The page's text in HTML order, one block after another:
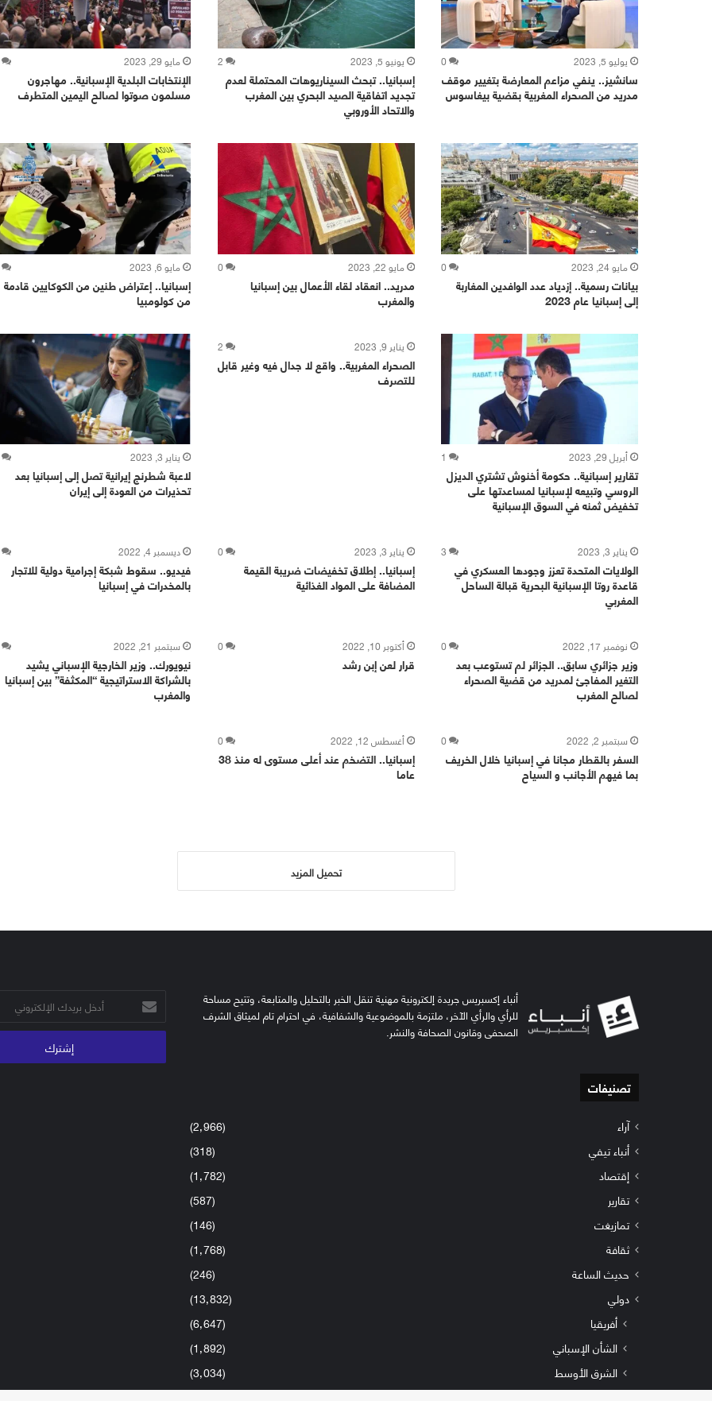
يوليو 5, 2023 0
سانشيز.. ينفي مزاعم المعارضة بتغيير موقف
مدريد من الصحراء المغربية بقضية بيغاسوس
يونيو 5, 2023 2
إسبانيا.. تبحث السيناريوهات المحتملة لعدم
تجديد اتفاقية الصيد البحري بين المغرب
والاتحاد الأوروبي
مايو 29, 2023
الإنتخابات البلدية الإسبانية.. مهاجرون
مسلمون صوتوا لصالح اليمين المتطرف
مايو 24, 2023 0
بيانات رسمية.. إزدياد عدد الوافدين المغاربة
إلى إسبانيا عام 2023
مايو 22, 2023 0
مدريد.. انعقاد لقاء الأعمال بين إسبانيا
والمغرب
مايو 6, 2023
إسبانيا.. إعتراض طنين من الكوكايين قادمة
من كولومبيا
أبريل 29, 2023 1
تقارير إسبانية.. حكومة أخنوش تشتري الديزل
الروسي وتبيعه لإسبانيا لمساعدتها على
تخفيض ثمنه في السوق الإسبانية
يناير 9, 2023 2
الصحراء المغربية.. واقع لا جدال فيه وغير قابل
للتصرف
يناير 3, 2023
لاعبة شطرنج إيرانية تصل إلى إسبانيا بعد
تحذيرات من العودة إلى إيران
يناير 3, 2023 3
الولايات المتحدة تعزز وجودها العسكري في
قاعدة روتا الإسبانية البحرية قبالة الساحل
المغربي
يناير 3, 2023 0
إسبانيا.. إطلاق تخفيضات ضريبة القيمة
المضافة على المواد الغذائية
ديسمبر 4, 2022
فيديو.. سقوط شبكة إجرامية دولية للاتجار
بالمخدرات في إسبانيا
نوفمبر 17, 2022 0
وزير جزائري سابق.. الجزائر لم تستوعب بعد
التغير المفاجئ لمدريد من قضية الصحراء
لصالح المغرب
أكتوبر 10, 2022 0
قرار لعن إبن رشد
سبتمبر 21, 2022
نيويورك.. وزير الخارجية الإسباني يشيد
بالشراكة الاستراتيجية “المكثفة” بين إسبانيا
والمغرب
سبتمبر 2, 2022 0
السفر بالقطار مجانا في إسبانيا خلال الخريف
بما فيهم الأجانب و السياح
أغسطس 12, 2022 0
إسبانيا.. التضخم عند أعلى مستوى له منذ 38
عاما
تحميل المزيد
أنباء إكسبريس جريدة إلكترونية مهنية تنقل الخبر بالتحليل والمتابعة، وتتيح مساحة
للرأي والرأي الآخر، ملتزمة بالموضوعية والشفافية، في احترام تام لميثاق الشرف
الصحفي وقانون الصحافة والنشر.
تصنيفات
آراء
(2٬966)
أنباء تيفي
(318)
إقتصاد
(1٬782)
تقارير
(587)
تمازيغت
(146)
ثقافة
(1٬768)
حديث الساعة
(246)
دولي
(13٬832)
أفريقيا
(6٬647)
الشأن الإسباني
(1٬892)
الشرق الأوسط
(3٬034)
رياضة
(1٬590)
أدخل
بريدك
الإلكتروني